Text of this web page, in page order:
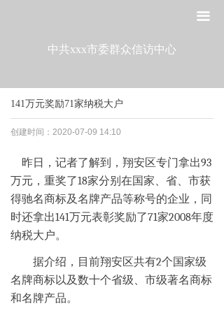
中共xxx市委群众信访中心
끀
走进工委
宣传教育
制度建设
政策法规
党建研究
创建时间： 2020-07-09 14:10
昨日，记者了解到，翔安区专门拿出93
万元，重奖了18家分别在国家、省、市获
得驰名商标及名牌产品等称号的企业，同
时还拿出141万元表彰奖励了71家2008年度
纳税大户。
据介绍，目前翔安区共有2个国家级
名牌商标以及数十个省级、市级著名商标
和名牌产品。
141万元奖励71家纳税大户